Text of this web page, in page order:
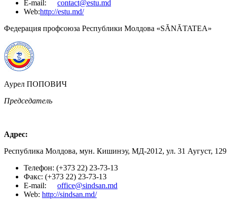
E-mail:
contact@estu.md
Web:http://estu.md/
Федерация профсоюза Республики Молдова «SĂNĂTATEA»
Аурел ПОПОВИЧ
Председатель
Адрес:
Республика Молдова, мун. Кишинэу, МД-2012, ул. 31 Аугуст, 129
Телефон: (+373 22) 23-73-13
Факс: (+373 22) 23-73-13
E-mail:
office@sindsan.md
Web: http://sindsan.md/